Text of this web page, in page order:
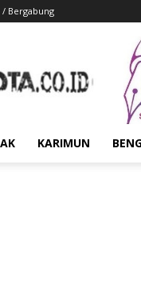
/ Bergabung
KARIMUN